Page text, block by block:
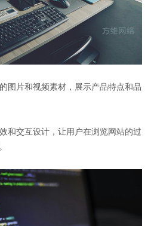
图片和视频素材，展示产品特点和品
和交互设计，让用户在浏览网站的过